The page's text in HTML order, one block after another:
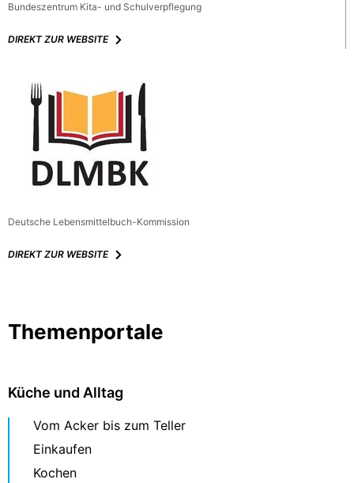
Bundeszentrum Kita- und Schulverpflegung
DIREKT ZUR WEBSITE
Deutsche Lebensmittelbuch-Kommission
DIREKT ZUR WEBSITE
Themenportale
Küche und Alltag
Vom Acker bis zum Teller
Einkaufen
Kochen